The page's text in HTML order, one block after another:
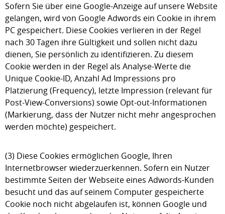
Sofern Sie über eine Google-Anzeige auf unsere Website
gelangen, wird von Google Adwords ein Cookie in ihrem
PC gespeichert. Diese Cookies verlieren in der Regel
nach 30 Tagen ihre Gültigkeit und sollen nicht dazu
dienen, Sie persönlich zu identifizieren. Zu diesem
Cookie werden in der Regel als Analyse-Werte die
Unique Cookie-ID, Anzahl Ad Impressions pro
Platzierung (Frequency), letzte Impression (relevant für
Post-View-Conversions) sowie Opt-out-Informationen
(Markierung, dass der Nutzer nicht mehr angesprochen
werden möchte) gespeichert.
(3) Diese Cookies ermöglichen Google, Ihren
Internetbrowser wiederzuerkennen. Sofern ein Nutzer
bestimmte Seiten der Webseite eines Adwords-Kunden
besucht und das auf seinem Computer gespeicherte
Cookie noch nicht abgelaufen ist, können Google und